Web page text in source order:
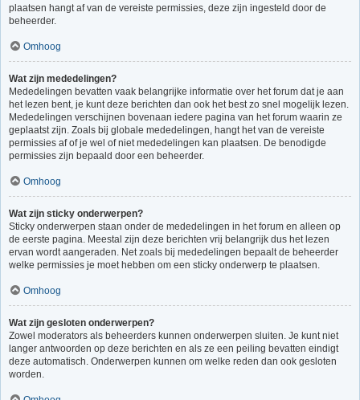
plaatsen hangt af van de vereiste permissies, deze zijn ingesteld door de
beheerder.
Omhoog
Wat zijn mededelingen?
Mededelingen bevatten vaak belangrijke informatie over het forum dat je aan
het lezen bent, je kunt deze berichten dan ook het best zo snel mogelijk lezen.
Mededelingen verschijnen bovenaan iedere pagina van het forum waarin ze
geplaatst zijn. Zoals bij globale mededelingen, hangt het van de vereiste
permissies af of je wel of niet mededelingen kan plaatsen. De benodigde
permissies zijn bepaald door een beheerder.
Omhoog
Wat zijn sticky onderwerpen?
Sticky onderwerpen staan onder de mededelingen in het forum en alleen op
de eerste pagina. Meestal zijn deze berichten vrij belangrijk dus het lezen
ervan wordt aangeraden. Net zoals bij mededelingen bepaalt de beheerder
welke permissies je moet hebben om een sticky onderwerp te plaatsen.
Omhoog
Wat zijn gesloten onderwerpen?
Zowel moderators als beheerders kunnen onderwerpen sluiten. Je kunt niet
langer antwoorden op deze berichten en als ze een peiling bevatten eindigt
deze automatisch. Onderwerpen kunnen om welke reden dan ook gesloten
worden.